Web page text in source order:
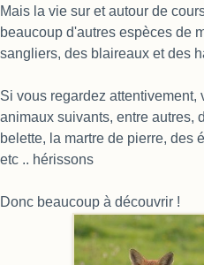
Mais la vie sur et autour de
beaucoup d'autres espèces de
sangliers, des blaireaux et des
Si vous regardez
animaux suivants, entre autres,
belette, la martre de pierre, des
etc .. hérissons
Donc beaucoup à découvrir !